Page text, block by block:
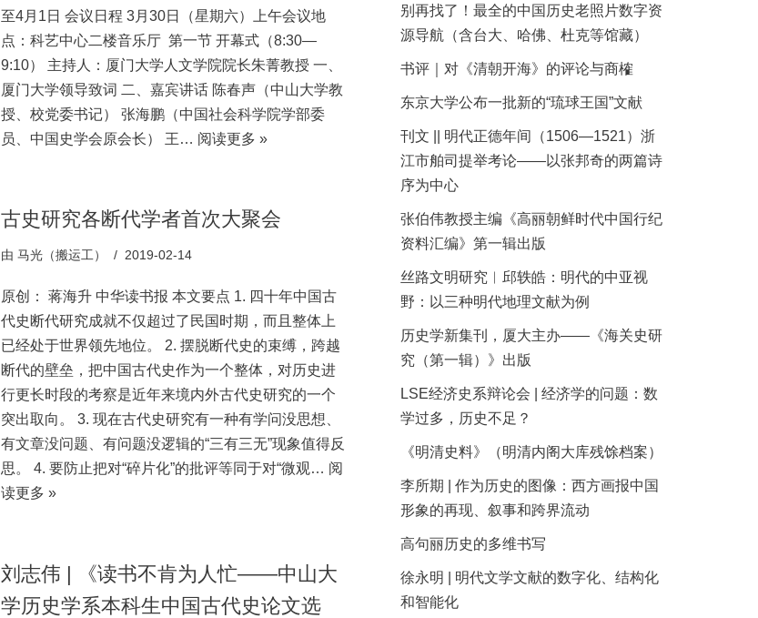
至4月1日 会议日程 3月30日（星期六）上午会议地
点：科艺中心二楼音乐厅 第一节 开幕式（8:30—
9:10） 主持人：厦门大学人文学院院长朱菁教授 一、
厦门大学领导致词 二、嘉宾讲话 陈春声（中山大学教
授、校党委书记） 张海鹏（中国社会科学院学部委
员、中国史学会原会长） 王… 阅读更多 »
古史研究各断代学者首次大聚会
由 马光（搬运工） 2019-02-14
原创： 蒋海升 中华读书报 本文要点 1. 四十年中国古
代史断代研究成就不仅超过了民国时期，而且整体上
已经处于世界领先地位。 2. 摆脱断代史的束缚，跨越
断代的壁垒，把中国古代史作为一个整体，对历史进
行更长时段的考察是近年来境内外古代史研究的一个
突出取向。 3. 现在古代史研究有一种有学问没思想、
有文章没问题、有问题没逻辑的“三有三无”现象值得反
思。 4. 要防止把对“碎片化”的批评等同于对“微观… 阅
读更多 »
刘志伟 | 《读书不肯为人忙——中山大
学历史学系本科生中国古代史论文选
别再找了！最全的中国历史老照片数字资
源导航（含台大、哈佛、杜克等馆藏）
书评｜对《清朝开海》的评论与商榷
东京大学公布一批新的“琉球王国”文献
刊文 || 明代正德年间（1506—1521）浙
江市舶司提举考论——以张邦奇的两篇诗
序为中心
张伯伟教授主编《高丽朝鲜时代中国行纪
资料汇编》第一辑出版
丝路文明研究︱邱轶皓：明代的中亚视
野：以三种明代地理文献为例
历史学新集刊，厦大主办——《海关史研
究（第一辑）》出版
LSE经济史系辩论会 | 经济学的问题：数
学过多，历史不足？
《明清史料》（明清内阁大库残馀档案）
李所期 | 作为历史的图像：西方画报中国
形象的再现、叙事和跨界流动
高句丽历史的多维书写
徐永明 | 明代文学文献的数字化、结构化
和智能化